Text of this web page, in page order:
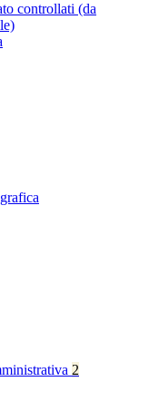
controllati (da
2